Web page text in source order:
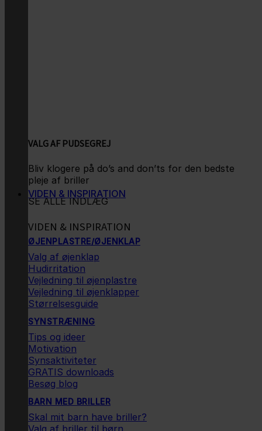
VALG AF PUDSEGREJ
Bliv klogere på do’s and don’ts for den bedste
pleje af briller
SE ALLE INDLÆG
VIDEN & INSPIRATION
VIDEN & INSPIRATION
ØJENPLASTRE/ØJENKLAP
Valg af øjenklap
Hudirritation
Vejledning til øjenplastre
Vejledning til øjenklapper
Størrelsesguide
SYNSTRÆNING
Tips og ideer
Motivation
Synsaktiviteter
GRATIS downloads
Besøg blog
BARN MED BRILLER
Skal mit barn have briller?
Valg af briller til børn